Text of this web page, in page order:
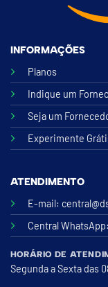
INFORMAÇÕES
Planos
Indique um
Seja um
Experimente
ATENDIMENTO
E-mail:
Central WhatsApp
HORÁRIO DE
Segunda a Sexta das